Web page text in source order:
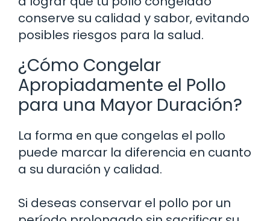
conserve su calidad y sabor, evitando
posibles riesgos para la salud.
¿Cómo Congelar
Apropiadamente el Pollo
para una Mayor Duración?
La forma en que congelas el pollo
puede marcar la diferencia en cuanto
a su duración y calidad.
Si deseas conservar el pollo por un